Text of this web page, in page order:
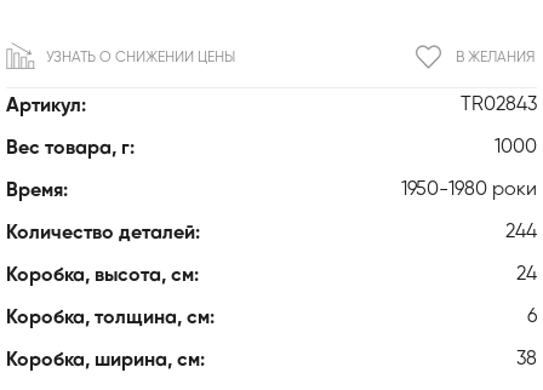
Артикул: TR02843
Вес товара, г: 1000
Время: 1950-1980 роки
Количество деталей: 244
Коробка, высота, см: 24
Коробка, толщина, см: 6
Коробка, ширина, см: 38
В ЖЕЛАНИЯ
УЗНАТЬ О СНИЖЕНИИ ЦЕНЫ